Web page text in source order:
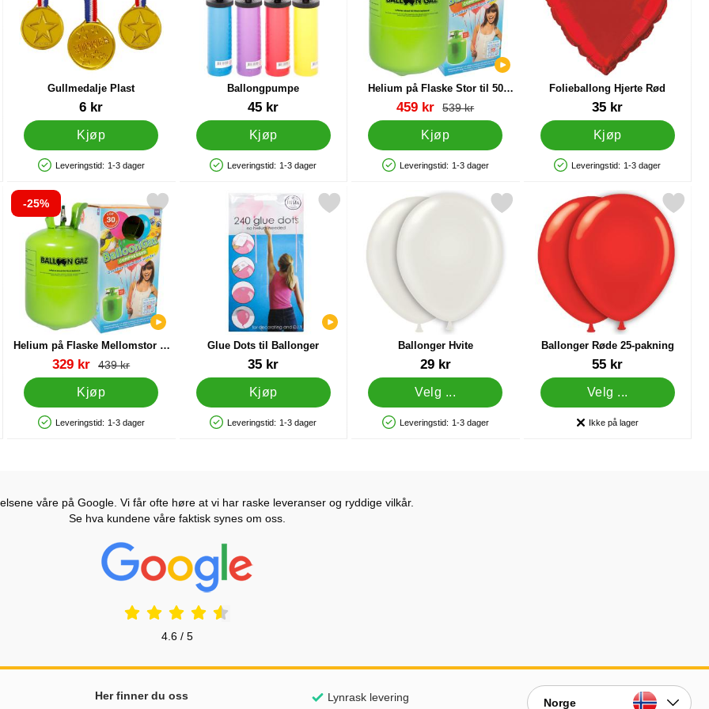
Gullmedalje Plast
Varenummer 12482
6 kr
Kjøp
Produkttilgjengelighet: På lager
Leveringstid: 1-3 dager
Ballongpumpe
Varenummer 9838
45 kr
Kjøp
Produkttilgjengelighet: På lager
Leveringstid: 1-3 dager
Helium på Flaske Stor til 50
Ballonger (20-25 cm)
Varenummer 13480
ny pris
459 kr gammel pris
539 kr
Kjøp
Produkttilgjengelighet: På lager
Leveringstid: 1-3 dager
Folieballong Hjerte Rød
Varenummer 5752
35 kr
Kjøp
Produkttilgjengelighet: På lager
Leveringstid: 1-3 dager
(20-25 cm) som favoritt
-25%
Helium på Flaske Mellomstor til
30 Ballonger (20-25 cm)
Varenummer 13479
ny pris
329 kr gammel pris
439 kr
Kjøp
Produkttilgjengelighet: På lager
Leveringstid: 1-3 dager
på Flaske Mellomstor til 30 Ballonger (20-25 cm) som favoritt
Glue Dots til Ballonger
Varenummer 22428
35 kr
Kjøp
Produkttilgjengelighet: På lager
Leveringstid: 1-3 dager
Merk glue Dots til Ballonger som favoritt
Ballonger Hvite
Varenummer 5006
29 kr
Velg ...
Produkttilgjengelighet: På lager
Leveringstid: 1-3 dager
Merk ballonger Hvite som favoritt
Ballonger Røde 25-pakning
Varenummer 5019
55 kr
Velg ...
Produkttilgjengelighet:
Ikke på lager
Merk ballonger Røde 25-
våre på Google. Vi får ofte høre at vi har raske leveranser og ryddige vilkår.
Se hva kundene våre faktisk synes om oss.
Prisjakt Vurdering: 4.6 Stjerne
4.6 / 5
Her finner du oss Lynrask levering Norge